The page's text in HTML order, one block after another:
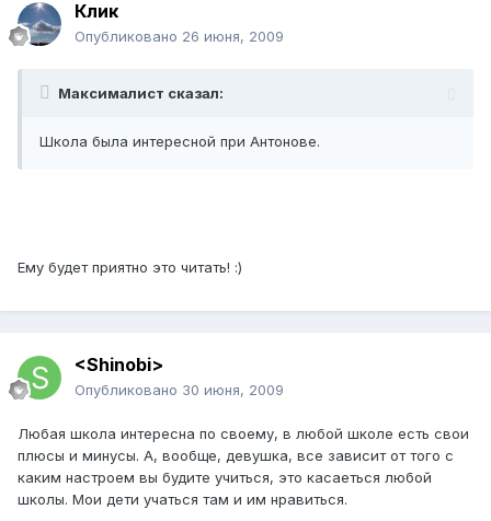
Клик
Опубликовано 26 июня, 2009
Максималист сказал:
Школа была интересной при Антонове.
Ему будет приятно это читать! :)
<Shinobi>
Опубликовано 30 июня, 2009
Любая школа интересна по своему, в любой школе есть свои
плюсы и минусы. А, вообще, девушка, все зависит от того с
каким настроем вы будите учиться, это касаеться любой
школы. Мои дети учаться там и им нравиться.